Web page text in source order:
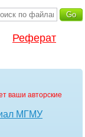
Реферат
ваши авторские
МГМУ